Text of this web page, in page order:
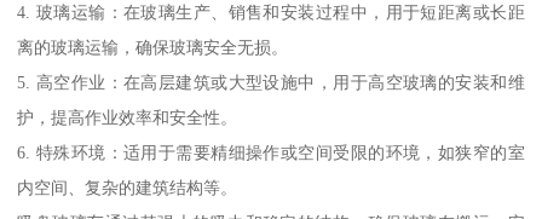
4. 玻璃运输：在玻璃生产、销售和安装过程中，用于短距离或长距
离的玻璃运输，确保玻璃安全无损。
5. 高空作业：在高层建筑或大型设施中，用于高空玻璃的安装和维
护，提高作业效率和安全性。
6. 特殊环境：适用于需要精细操作或空间受限的环境，如狭窄的室
内空间、复杂的建筑结构等。